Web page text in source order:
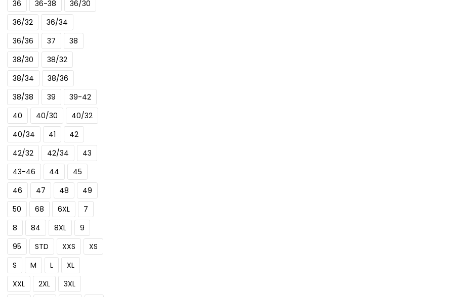
36
36-38
36/30
36/32
36/34
36/36
37
38
38/30
38/32
38/34
38/36
38/38
39
39-42
40
40/30
40/32
40/34
41
42
42/32
42/34
43
43-46
44
45
46
47 48
49
50
68 6XL
7
8
84 8XL
9
95
STD XXS
XS
S
M L
XL
XXL
2XL
3XL